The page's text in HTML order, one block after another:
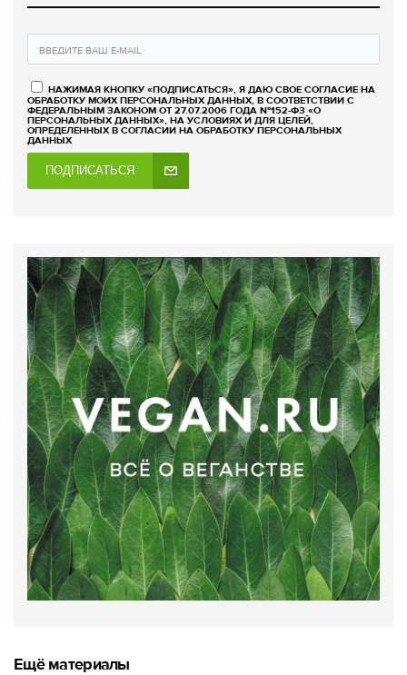
НАЖИМАЯ КНОПКУ «ПОДПИСАТЬСЯ», Я ДАЮ СВОЕ СОГЛАСИЕ НА
ОБРАБОТКУ МОИХ ПЕРСОНАЛЬНЫХ ДАННЫХ, В СООТВЕТСТВИИ С
ФЕДЕРАЛЬНЫМ ЗАКОНОМ ОТ 27.07.2006 ГОДА №152-ФЗ «О
ПЕРСОНАЛЬНЫХ ДАННЫХ», НА УСЛОВИЯХ И ДЛЯ ЦЕЛЕЙ,
ОПРЕДЕЛЕННЫХ В СОГЛАСИИ НА ОБРАБОТКУ ПЕРСОНАЛЬНЫХ
ДАННЫХ
ПОДПИСАТЬСЯ
Ещё материалы